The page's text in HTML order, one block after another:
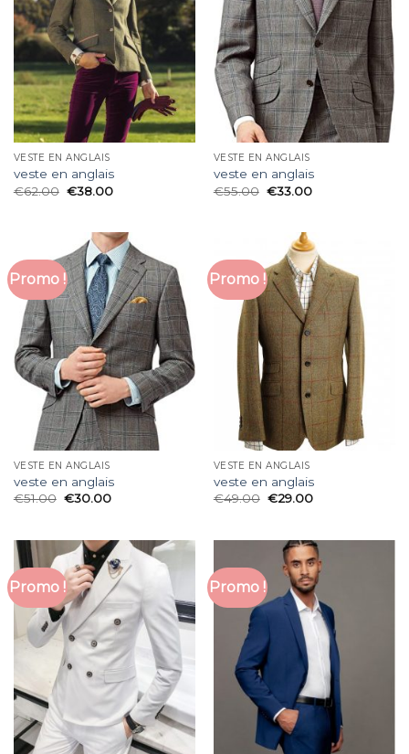
VESTE EN ANGLAIS
veste en anglais
€62.00 €38.00
VESTE EN ANGLAIS
veste en anglais
€55.00 €33.00
Promo !
VESTE EN ANGLAIS
veste en anglais
€51.00 €30.00
Promo !
VESTE EN ANGLAIS
veste en anglais
€49.00 €29.00
Promo ! Promo !